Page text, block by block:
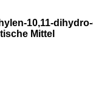
10,11-
Mittel